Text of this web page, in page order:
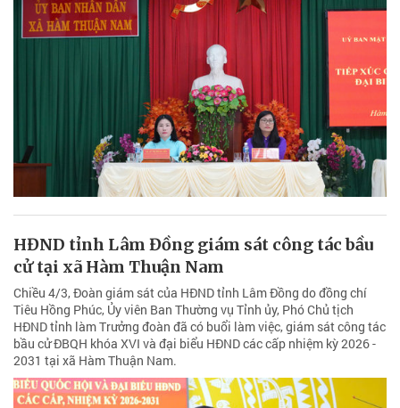
HĐND tỉnh Lâm Đồng giám sát công tác bầu
cử tại xã Hàm Thuận Nam
Chiều 4/3, Đoàn giám sát của HĐND tỉnh Lâm Đồng do đồng chí
Tiêu Hồng Phúc, Ủy viên Ban Thường vụ Tỉnh ủy, Phó Chủ tịch
HĐND tỉnh làm Trưởng đoàn đã có buổi làm việc, giám sát công tác
bầu cử ĐBQH khóa XVI và đại biểu HĐND các cấp nhiệm kỳ 2026 -
2031 tại xã Hàm Thuận Nam.